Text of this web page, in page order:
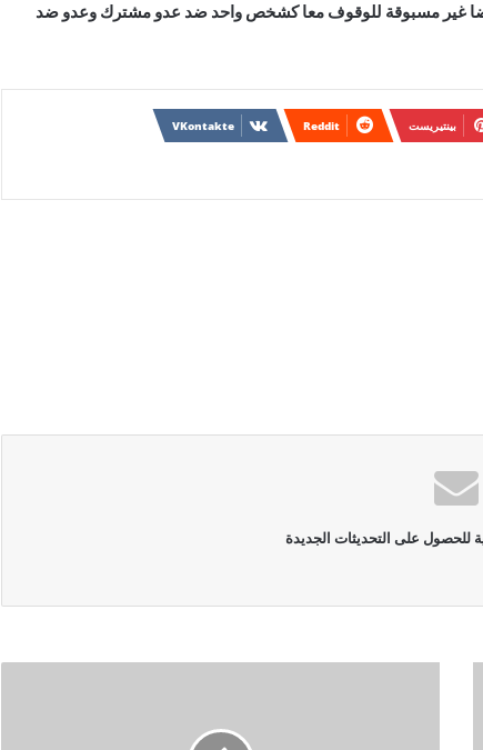
غير مسبوقة للوقوف معا كشخص واحد ضد عدو مشترك وعدو ضد
بينتيريست
للحصول على التحديثات الجديدة